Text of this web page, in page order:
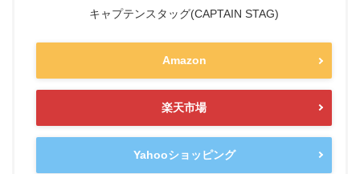
キャプテンスタッグ(CAPTAIN STAG)
Amazon
楽天市場
Yahooショッピング